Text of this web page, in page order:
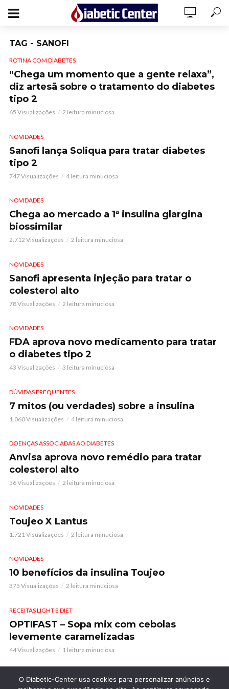
TAG - SANOFI
ROTINA COM DIABETES
“Chega um momento que a gente relaxa”,
diz artesã sobre o tratamento do diabetes
tipo 2
65 Visualizações 2 leitura minuciosa
NOVIDADES
Sanofi lança Soliqua para tratar diabetes
tipo 2
747 Visualizações 4 leitura minuciosa
NOVIDADES
Chega ao mercado a 1ª insulina glargina
biossimilar
2.712 Visualizações 2 leitura minuciosa
NOVIDADES
Sanofi apresenta injeção para tratar o
colesterol alto
78 Visualizações 2 leitura minuciosa
NOVIDADES
FDA aprova novo medicamento para tratar
o diabetes tipo 2
43 Visualizações 3 leitura minuciosa
DÚVIDAS FREQUENTES
7 mitos (ou verdades) sobre a insulina
1.060 Visualizações 4 leitura minuciosa
DOENÇAS ASSOCIADAS AO DIABETES
Anvisa aprova novo remédio para tratar
colesterol alto
56 Visualizações 2 leitura minuciosa
NOVIDADES
Toujeo X Lantus
1.721 Visualizações 2 leitura minuciosa
NOVIDADES
10 benefícios da insulina Toujeo
375 Visualizações 2 leitura minuciosa
RECEITAS LIGHT E DIET
OPTIFAST – Sopa mix com cebolas
levemente caramelizadas
44 Visualizações 1 leitura minuciosa
O Diabetic-Center usa cookies para personalizar anúncios e